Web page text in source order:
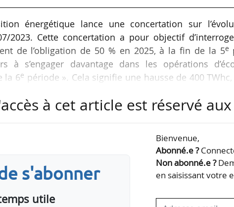
énergétique lance une concertation sur
2023. Cette concertation a pour objectif
de l’obligation de 50 % en 2025, à la fin de la 5e
à s’engager davantage dans les opérations
la 6e période ». Cela signifie une hausse de 400
devra être publié début 2024.
période, du 01/01/2026 au 31/12/2030
à cet article est réservé
s'abonner
utile
Bienvenue,
Abonné.e ?
Non abonné.e ?
en saisissant votre